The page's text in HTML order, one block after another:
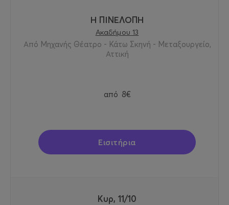
Το «Από Μηχανής» Θέατρο και οι άνθρωποί του
στέκονται δίπλα μας με ουσιαστική διάθεση
προσφοράς και αλληλεγγύης, στηρίζοντας έμπρακτα
τον αγώνα του Θοδωρή. Η στήριξή τους μας δίνει
ευχαριστώ στην παραγωγή και σε όλους τους
συντελεστές του «Από Μηχανής» Θεάτρου για την
πολύτιμη στήριξή τους.
Η ΠΙΝΕΛΟΠΗ
Ακαδήμου 13
Από Μηχανής Θέατρο - Κάτω Σκηνή - Μεταξουργείο,
Αττική
από 8€
Εισιτήρια
Κυρ, 11/10